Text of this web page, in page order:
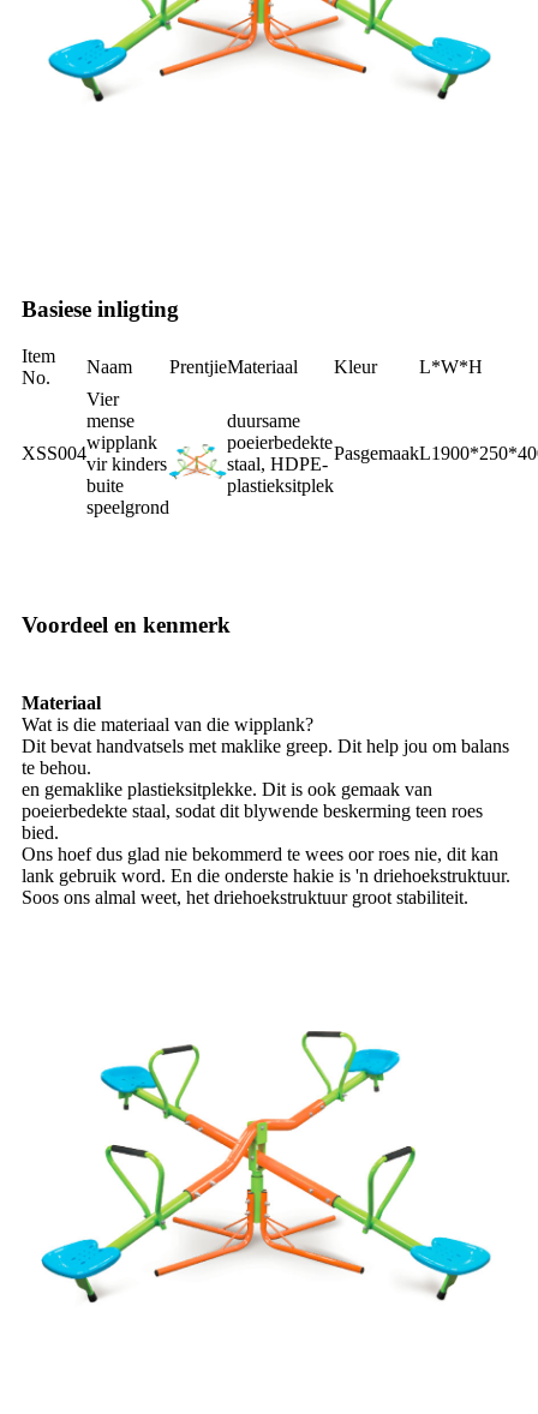
Basiese inligting
Item
No.
Naam PrentjieMateriaal Kleur L*W*H
XSS004
Vier
mense
wipplank
vir kinders
buite
speelgrond
duursame
poeierbedekte
staal, HDPE-
plastieksitplek
Pasgemaak
Voordeel en kenmerk
Materiaal
Wat is die materiaal van die wipplank?
Dit bevat handvatsels met maklike greep. Dit help jou om balans
te behou.
en gemaklike plastieksitplekke. Dit is ook gemaak van
poeierbedekte staal, sodat dit blywende beskerming teen roes
bied.
Ons hoef dus glad nie bekommerd te wees oor roes nie, dit kan
lank gebruik word. En die onderste hakie is 'n driehoekstruktuur.
Soos ons almal weet, het driehoekstruktuur groot stabiliteit.